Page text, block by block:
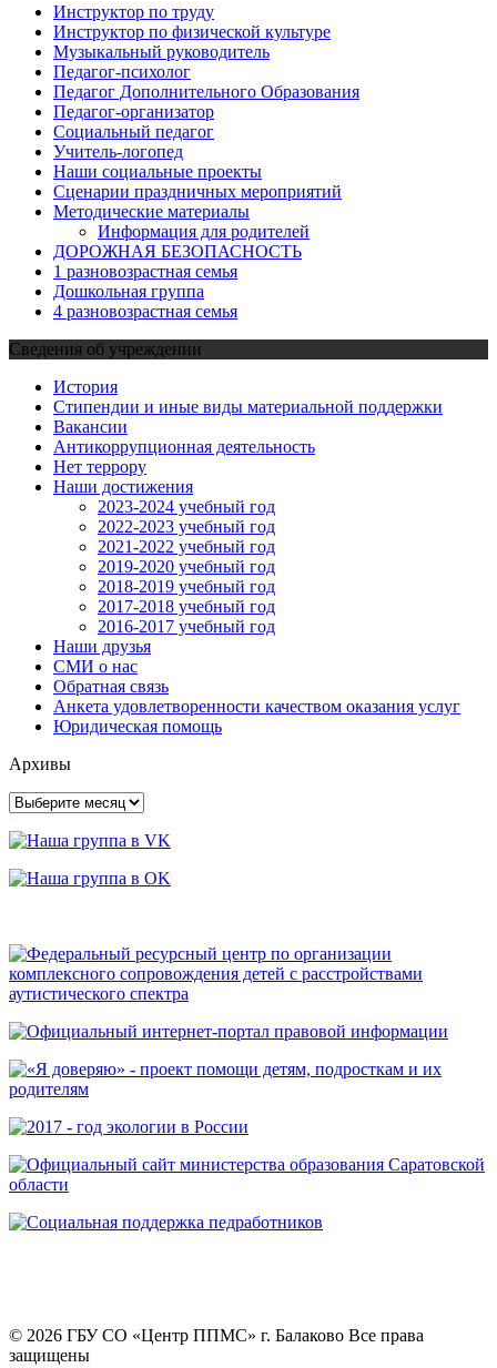
Инструктор по труду
Инструктор по физической культуре
Музыкальный руководитель
Педагог-психолог
Педагог Дополнительного Образования
Педагог-организатор
Социальный педагог
Учитель-логопед
Наши социальные проекты
Сценарии праздничных мероприятий
Методические материалы
Информация для родителей
ДОРОЖНАЯ БЕЗОПАСНОСТЬ
1 разновозрастная семья
Дошкольная группа
4 разновозрастная семья
Сведения об учреждении
История
Стипендии и иные виды материальной поддержки
Вакансии
Антикоррупционная деятельность
Нет террору
Наши достижения
2023-2024 учебный год
2022-2023 учебный год
2021-2022 учебный год
2019-2020 учебный год
2018-2019 учебный год
2017-2018 учебный год
2016-2017 учебный год
Наши друзья
СМИ о нас
Обратная связь
Анкета удовлетворенности качеством оказания услуг
Юридическая помощь
Архивы
Архивы
© 2026 ГБУ СО «Центр ППМС» г. Балаково Все права
защищены